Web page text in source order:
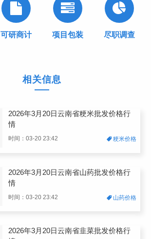
可研商计 项目包装 尽职调查
相关信息
2026年3月20日云南省粳米批发价格行
情
时间：03-20 23:42 粳米价格
2026年3月20日云南省山药批发价格行
情
时间：03-20 23:42 山药价格
2026年3月20日云南省韭菜批发价格行